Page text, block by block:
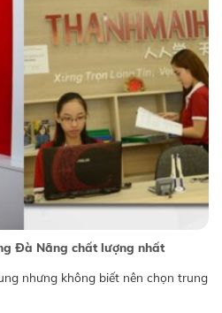
Đà Nẵng chất lượng nhất
nhưng không biết nên chọn trung